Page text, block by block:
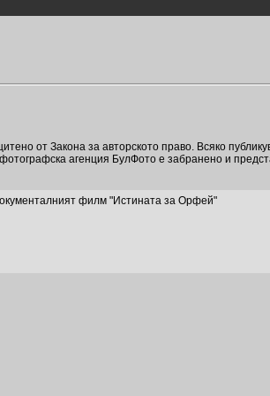
от Закона за авторското право. Всяко
агенция БулФото е забранено и
филм "Истината за Орфей"